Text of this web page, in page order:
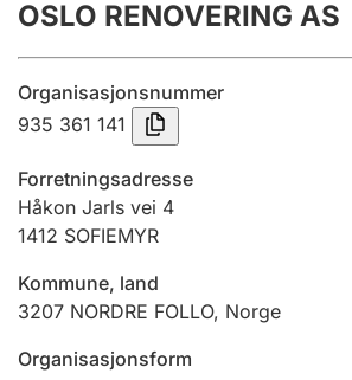
Årsregnskap
Innsending og forsinkelsesgebyr
Tinglysing
Jeger
Ektepaktveileder
OSLO RENOVERING AS
Organisasjonsnummer
935 361 141
Forretningsadresse
Håkon Jarls vei 4
1412 SOFIEMYR
Kommune, land
3207 NORDRE FOLLO, Norge
Organisasjonsform